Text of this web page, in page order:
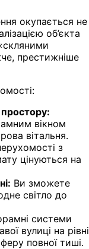
окупається не
об’єкта
престижніше
вікном
вітальня.
з
цінуються на
Ви зможете
світло до
системи
вулиці на рівні
повної тиші.